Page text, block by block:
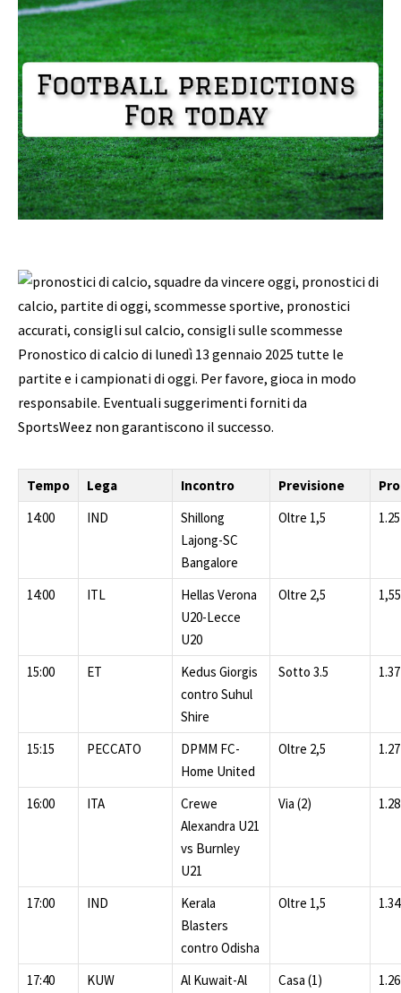
Pronostico di calcio di lunedì 13 gennaio 2025 tutte le
partite e i campionati di oggi. Per favore, gioca in modo
responsabile. Eventuali suggerimenti forniti da
SportsWeez non garantiscono il successo.
Tempo Lega Incontro Previsione
14:00
IND
Shillong
Lajong-SC
Bangalore
Oltre 1,5 1.25
14:00 ITL
Hellas Verona
U20-Lecce
U20
Oltre 2,5 1,55
15:00 ET
Kedus Giorgis
contro Suhul
Shire
Sotto 3.5 1.37
15:15 PECCATO
DPMM FC-
Home United
Oltre 2,5 1.27
16:00 ITA
Crewe
Alexandra U21
vs Burnley
U21
Via (2) 1.28
17:00 IND
Kerala
Blasters
contro Odisha
Oltre 1,5 1.34
17:40 KUW
Al Kuwait-Al
Casa (1) 1.26